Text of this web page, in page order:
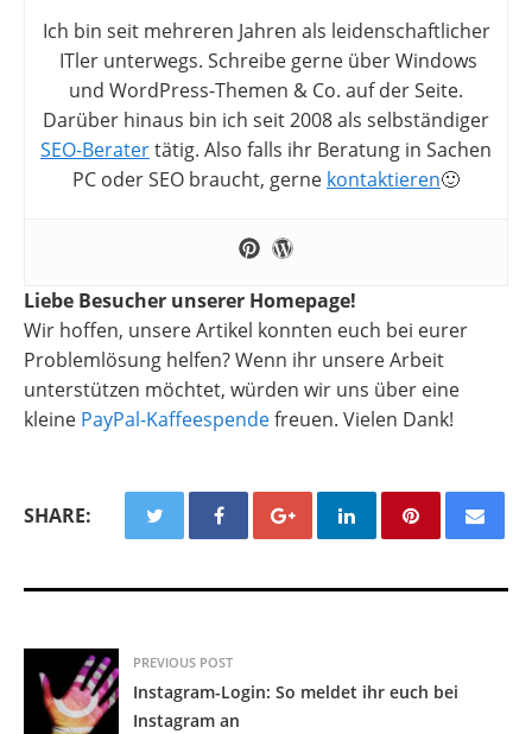
Ich bin seit mehreren Jahren als leidenschaftlicher
ITler unterwegs. Schreibe gerne über Windows
und WordPress-Themen & Co. auf der Seite.
Darüber hinaus bin ich seit 2008 als selbständiger
SEO-Beratertätig. Also falls ihr Beratung in Sachen
PC oder SEO braucht, gerne kontaktieren🙂
Liebe Besucher unserer Homepage!
Wir hoffen, unsere Artikel konnten euch bei eurer
Problemlösung helfen? Wenn ihr unsere Arbeit
unterstützen möchtet, würden wir uns über eine
kleine PayPal-Kaffeespendefreuen. Vielen Dank!
SHARE:
PREVIOUS POST
Instagram-Login: So meldet ihr euch bei
Instagram an